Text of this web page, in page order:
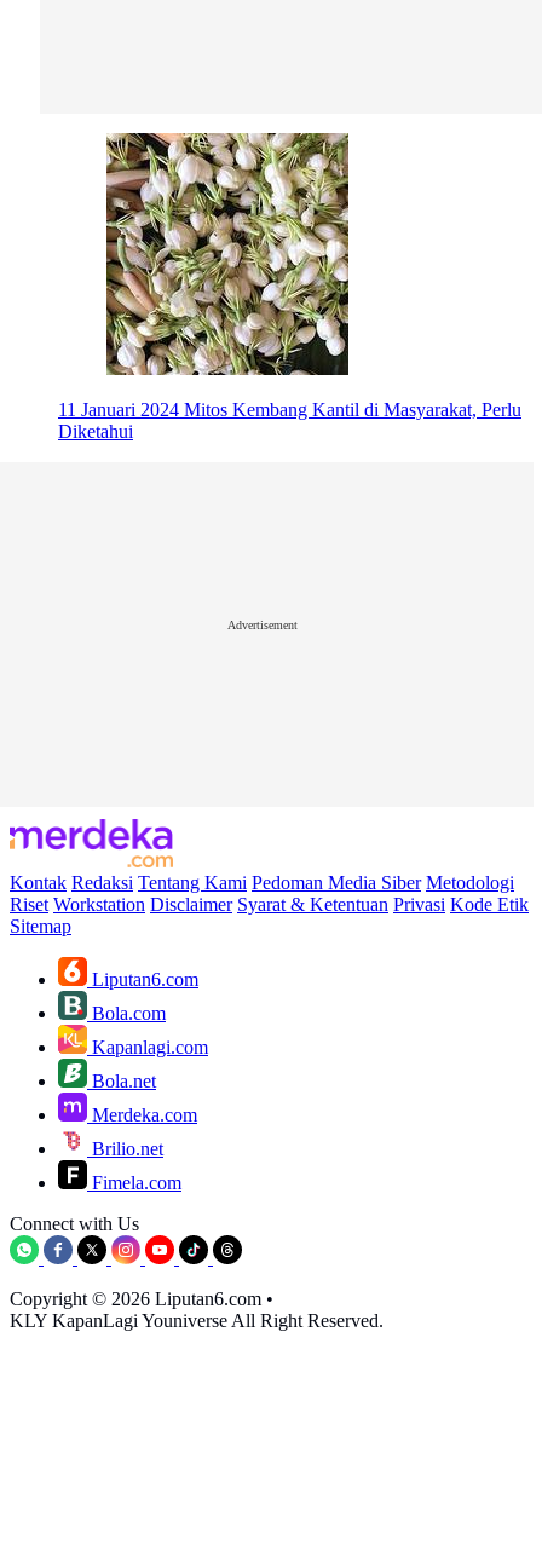
11 Januari 2024 Mitos Kembang Kantil di Masyarakat, Perlu
Diketahui
Advertisement
Kontak Redaksi Tentang Kami Pedoman Media Siber Metodologi
Riset Workstation Disclaimer Syarat & Ketentuan Privasi Kode Etik
Sitemap
Liputan6.com
Bola.com
Kapanlagi.com
Bola.net
Merdeka.com
Brilio.net
Fimela.com
Connect with Us
Copyright © 2026 Liputan6.com •
KLY KapanLagi Youniverse All Right Reserved.